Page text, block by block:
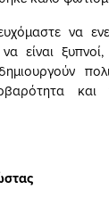
να
είναι